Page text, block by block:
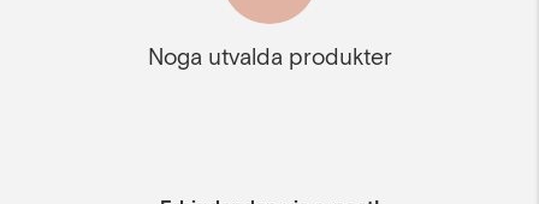
Noga utvalda produkter